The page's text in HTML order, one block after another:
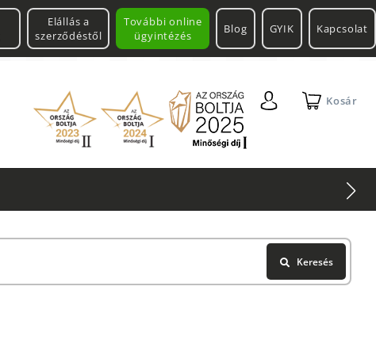
További online
ügyintézés
Elállás a
szerződéstől
Blog GYIK Kapcsolat
Kosár
Keresés